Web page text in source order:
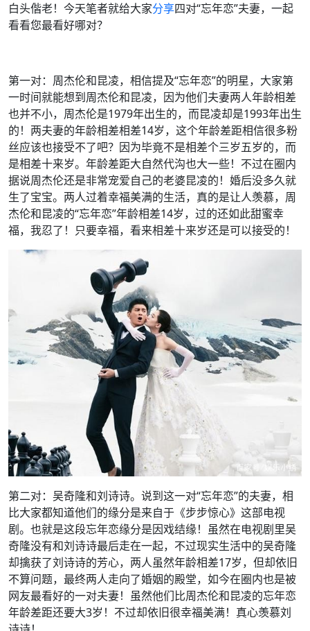
白头偕老！今天笔者就给大家分享四对“忘年恋”夫妻，一起
看看您最看好哪对？
第一对：周杰伦和昆凌，相信提及“忘年恋”的明星，大家第
一时间就能想到周杰伦和昆凌，因为他们夫妻两人年龄相差
也并不小，周杰伦是1979年出生的，而昆凌却是1993年出生
的！两夫妻的年龄相差相差14岁，这个年龄差距相信很多粉
丝应该也接受不了吧？因为毕竟不是相差个三岁五岁的，而
是相差十来岁。年龄差距大自然代沟也大一些！不过在圈内
据说周杰伦还是非常宠爱自己的老婆昆凌的！婚后没多久就
生了宝宝。两人过着幸福美满的生活，真的是让人羡慕，周
杰伦和昆凌的“忘年恋”年龄相差14岁，过的还如此甜蜜幸
福，我忍了！只要幸福，看来相差十来岁还是可以接受的！
第二对：吴奇隆和刘诗诗。说到这一对“忘年恋”的夫妻，相
比大家都知道他们的缘分是来自于《步步惊心》这部电视
剧。也就是这段忘年恋缘分是因戏结缘！虽然在电视剧里吴
奇隆没有和刘诗诗最后走在一起，不过现实生活中的吴奇隆
却擒获了刘诗诗的芳心，两人虽然年龄相差17岁，但却依旧
不算问题，最终两人走向了婚姻的殿堂，如今在圈内也是被
网友最看好的一对夫妻！虽然他们比周杰伦和昆凌的忘年恋
年龄差距还要大3岁！不过却依旧很幸福美满！真心羡慕刘